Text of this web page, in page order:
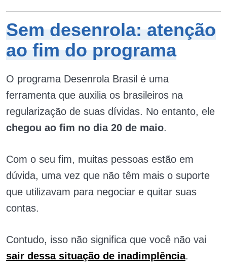
Sem desenrola: atenção
ao fim do programa
O programa Desenrola Brasil é uma
ferramenta que auxilia os brasileiros na
regularização de suas dívidas. No entanto, ele
chegou ao fim no dia 20 de maio.
Com o seu fim, muitas pessoas estão em
dúvida, uma vez que não têm mais o suporte
que utilizavam para negociar e quitar suas
contas.
Contudo, isso não significa que você não vai
sair dessa situação de inadimplência.